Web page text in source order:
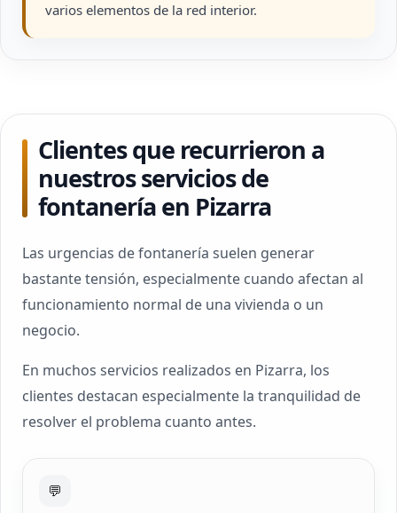
varios elementos de la red interior.
Clientes que recurrieron a
nuestros servicios de
fontanería en Pizarra
Las urgencias de fontanería suelen generar
bastante tensión, especialmente cuando afectan al
funcionamiento normal de una vivienda o un
negocio.
En muchos servicios realizados en Pizarra, los
clientes destacan especialmente la tranquilidad de
resolver el problema cuanto antes.
💬